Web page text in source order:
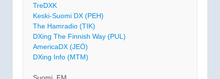
TreDXK
Keski-Suomi DX (PEH)
The Hamradio (TIK)
DXing The Finnish Way (PUL)
AmericaDX (JEÖ)
DXing Info (MTM)